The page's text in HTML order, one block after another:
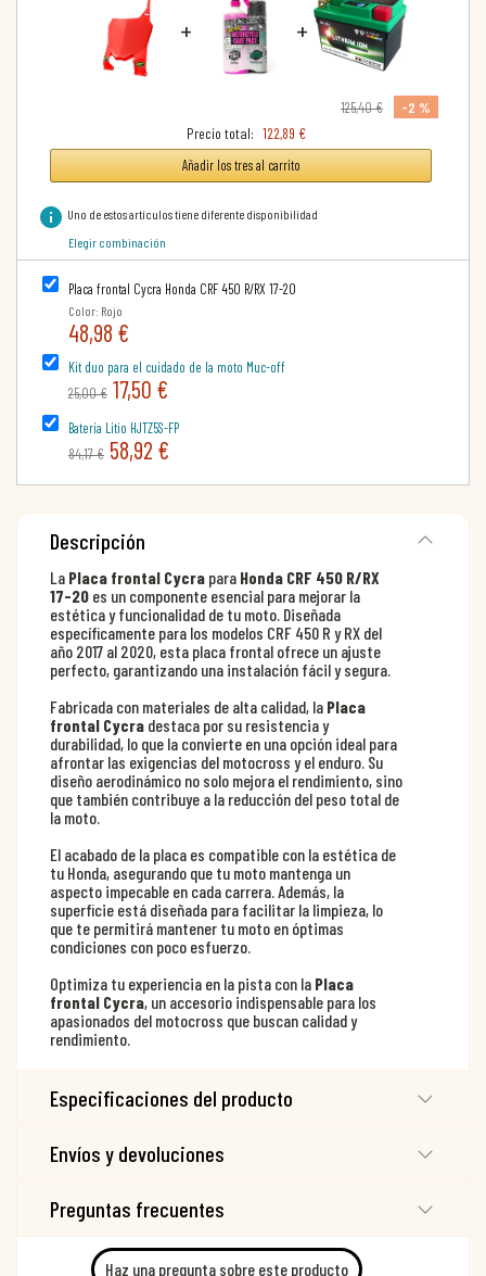
+ +
125,40 €
-2 %
Precio total: 122,89 €
Añadir los tres al carrito
info Uno de estos artículos tiene diferente disponibilidad
Elegir combinación
Placa frontal Cycra Honda CRF 450 R/RX 17-20
Color: Rojo
48,98 €
Kit duo para el cuidado de la moto Muc-off
25,00 € 17,50 €
Bateria Litio HJTZ5S-FP
84,17 € 58,92 €
Descripción
La Placa frontal Cycra para Honda CRF 450 R/RX
17-20 es un componente esencial para mejorar la
estética y funcionalidad de tu moto. Diseñada
específicamente para los modelos CRF 450 R y RX del
año 2017 al 2020, esta placa frontal ofrece un ajuste
perfecto, garantizando una instalación fácil y segura.
Fabricada con materiales de alta calidad, la Placa
frontal Cycra destaca por su resistencia y
durabilidad, lo que la convierte en una opción ideal para
afrontar las exigencias del motocross y el enduro. Su
diseño aerodinámico no solo mejora el rendimiento, sino
que también contribuye a la reducción del peso total de
la moto.
El acabado de la placa es compatible con la estética de
tu Honda, asegurando que tu moto mantenga un
aspecto impecable en cada carrera. Además, la
superficie está diseñada para facilitar la limpieza, lo
que te permitirá mantener tu moto en óptimas
condiciones con poco esfuerzo.
Optimiza tu experiencia en la pista con la Placa
frontal Cycra, un accesorio indispensable para los
apasionados del motocross que buscan calidad y
rendimiento.
Especificaciones del producto
Envíos y devoluciones
Preguntas frecuentes
Haz una pregunta sobre este producto